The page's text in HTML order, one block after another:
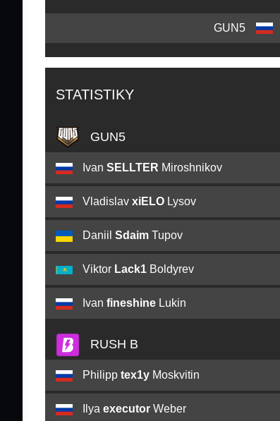
GUN5
STATISTIKY
GUN5
Ivan SELLTER Miroshnikov
Vladislav xiELO Lysov
Daniil Sdaim Tupov
Viktor Lack1 Boldyrev
Ivan fineshine Lukin
RUSH B
Philipp tex1y Moskvitin
Ilya executor Weber